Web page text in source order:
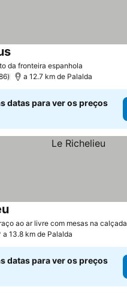
da fronteira espanhola
a 12.7 km de Palalda
datas para ver os preços
ao ar livre com mesas na calçada
a 13.8 km de Palalda
datas para ver os preços